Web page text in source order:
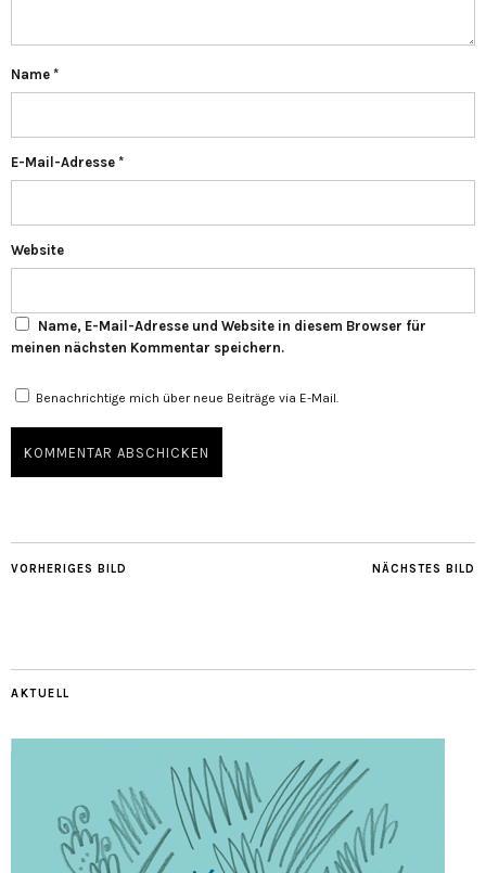
Name *
E-Mail-Adresse *
Website
Name, E-Mail-Adresse und Website in diesem Browser für
meinen nächsten Kommentar speichern.
Benachrichtige mich über neue Beiträge via E-Mail.
NÄCHSTES BILD
VORHERIGES BILD
AKTUELL